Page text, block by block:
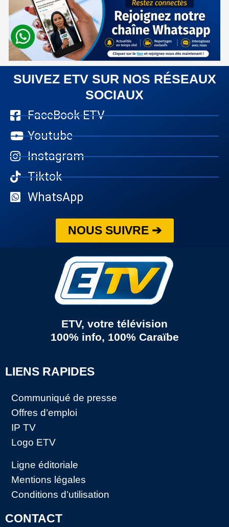
SUIVEZ ETV SUR NOS RÉSEAUX
SOCIAUX
FaceBook ETV
Youtube
Instagram
Tiktok
WhatsApp
NOUS SUIVRE ➔
ETV, votre télévision
100% info, 100% Caraïbe
LIENS RAPIDES
Communiqué de presse
Offres d’emploi
IP TV
Logo ETV
Ligne éditoriale
Mentions légales
Conditions d’utilisation
CONTACT